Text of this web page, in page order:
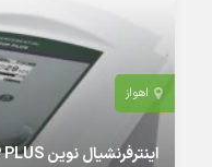
اهواز
اینترفرنشیال نوین Interferential 520P PLUS